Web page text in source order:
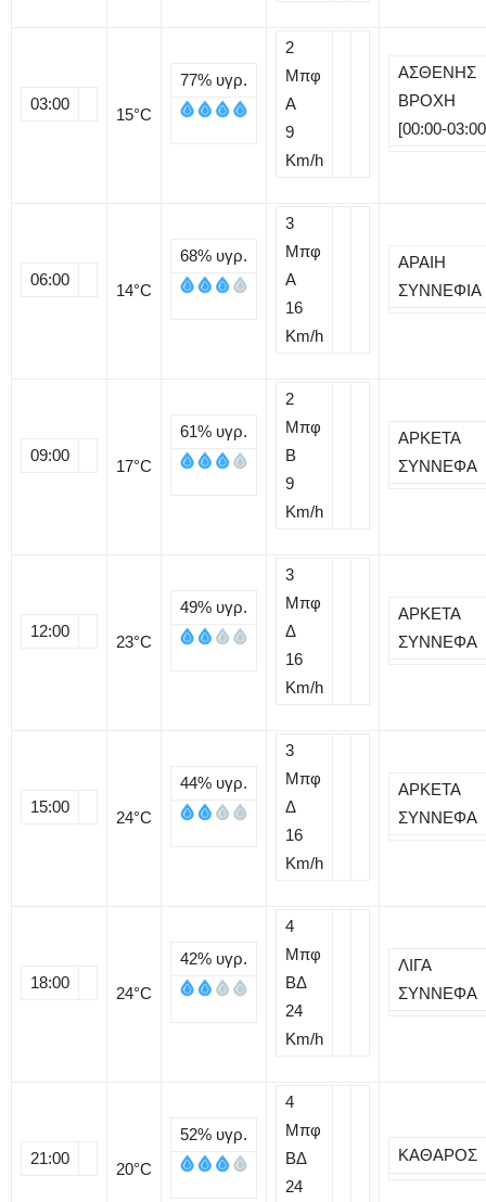
03:00
15°C
77% υγρ.
2
Μπφ
Α
9
Km/h
ΑΣΘΕΝΗΣ
ΒΡΟΧΗ
[00:00-
06:00
14°C
68% υγρ.
3
Μπφ
Α
16
Km/h
ΑΡΑΙΗ
ΣΥΝΝΕΦΙΑ
09:00
17°C
61% υγρ.
2
Μπφ
B
9
Km/h
ΑΡΚΕΤΑ
ΣΥΝΝΕΦΑ
12:00
23°C
49% υγρ.
3
Μπφ
Δ
16
Km/h
ΑΡΚΕΤΑ
ΣΥΝΝΕΦΑ
15:00
24°C
44% υγρ.
3
Μπφ
Δ
16
Km/h
ΑΡΚΕΤΑ
ΣΥΝΝΕΦΑ
18:00
24°C
42% υγρ.
4
Μπφ
ΒΔ
24
Km/h
ΛΙΓΑ
ΣΥΝΝΕΦΑ
21:00
20°C
52% υγρ.
4
Μπφ
ΒΔ
24
ΚΑΘΑΡΟΣ